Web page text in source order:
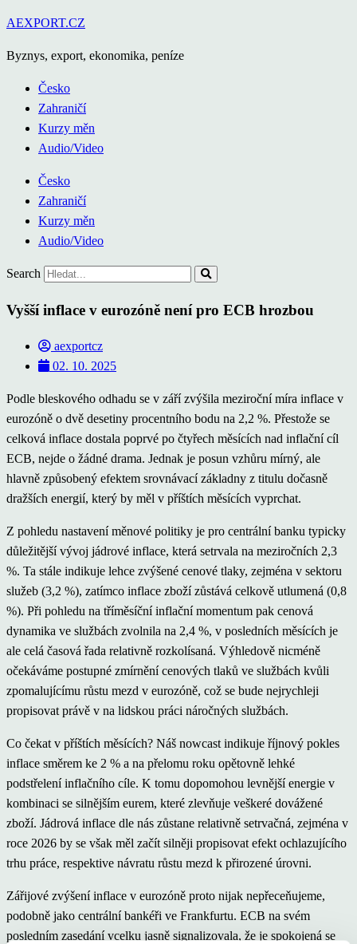
Přejít
obsahu
AEXPORT.CZ
Byznys, export, ekonomika, peníze
Česko
Zahraničí
Kurzy měn
Audio/Video
Česko
Zahraničí
Kurzy měn
Audio/Video
Search
Vyšší inflace v eurozóně není pro ECB hrozbou
aexportcz
02. 10. 2025
Podle bleskového odhadu se v září zvýšila meziroční míra inflace v
eurozóně o dvě desetiny procentního bodu na 2,2 %. Přestože se
celková inflace dostala poprvé po čtyřech měsících nad inflační cíl
ECB, nejde o žádné drama. Jednak je posun vzhůru mírný, ale
hlavně způsobený efektem srovnávací základny z titulu dočasně
dražších energií, který by měl v příštích měsících vyprchat.
Z pohledu nastavení měnové politiky je pro centrální banku typicky
důležitější vývoj jádrové inflace, která setrvala na meziročních 2,3
%. Ta stále indikuje lehce zvýšené cenové tlaky, zejména v sektoru
služeb (3,2 %), zatímco inflace zboží zůstává celkově utlumená (0,8
%). Při pohledu na tříměsíční inflační momentum pak cenová
dynamika ve službách zvolnila na 2,4 %, v posledních měsících je
ale celá časová řada relativně rozkolísaná. Výhledově nicméně
očekáváme postupné zmírnění cenových tlaků ve službách kvůli
zpomalujícímu růstu mezd v eurozóně, což se bude nejrychleji
propisovat právě v na lidskou práci náročných službách.
Co čekat v příštích měsících? Náš nowcast indikuje říjnový pokles
inflace směrem ke 2 % a na přelomu roku opětovně lehké
podstřelení inflačního cíle. K tomu dopomohou levnější energie v
kombinaci se silnějším eurem, které zlevňuje veškeré dovážené
zboží. Jádrová inflace dle nás zůstane relativně setrvačná, zejména v
roce 2026 by se však měl začít silněji propisovat efekt ochlazujícího
trhu práce, respektive návratu růstu mezd k přirozené úrovni.
Zářijové zvýšení inflace v eurozóně proto nijak nepřeceňujeme,
podobně jako centrální bankéři ve Frankfurtu. ECB na svém
posledním zasedání vcelku jasně signalizovala, že je spokojená se